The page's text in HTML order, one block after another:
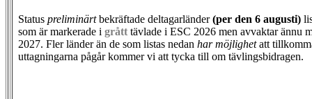
Status preliminärtbekräftade deltagarländer(per den 6 augusti)
som är markerade i grått tävlade i ESC 2026 men avvaktar ännu
2027. Fler länder än de som listas nedan har möjlighetatt
uttagningarna pågår kommer vi att tycka till om tävlingsbidragen.